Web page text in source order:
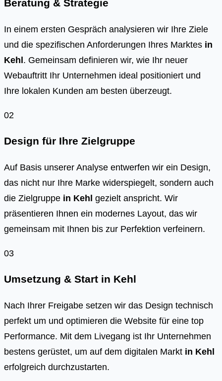
Beratung & Strategie
In einem ersten Gespräch analysieren wir Ihre Ziele
und die spezifischen Anforderungen Ihres Marktes in
Kehl. Gemeinsam definieren wir, wie Ihr neuer
Webauftritt Ihr Unternehmen ideal positioniert und
Ihre lokalen Kunden am besten überzeugt.
02
Design für Ihre Zielgruppe
Auf Basis unserer Analyse entwerfen wir ein Design,
das nicht nur Ihre Marke widerspiegelt, sondern auch
die Zielgruppe in Kehl gezielt anspricht. Wir
präsentieren Ihnen ein modernes Layout, das wir
gemeinsam mit Ihnen bis zur Perfektion verfeinern.
03
Umsetzung & Start in Kehl
Nach Ihrer Freigabe setzen wir das Design technisch
perfekt um und optimieren die Website für eine top
Performance. Mit dem Livegang ist Ihr Unternehmen
bestens gerüstet, um auf dem digitalen Markt in Kehl
erfolgreich durchzustarten.